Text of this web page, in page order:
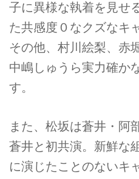
子に異様な執着を見せ
た共感度０なクズなキ
その他、村川絵梨、赤
中嶋しゅうら実力確か
す。
また、松坂は蒼井・阿
蒼井と初共演。新鮮な
に演じたことのないキ